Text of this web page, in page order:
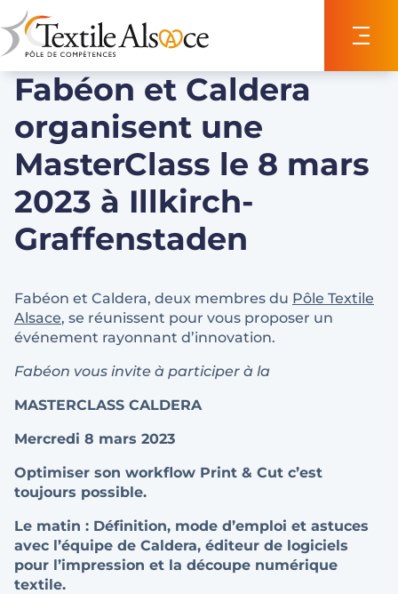
Fabéon et Caldera
organisent une
MasterClass le 8 mars
2023 à Illkirch-
Graffenstaden
Fabéon et Caldera, deux membres du Pôle Textile
Alsace, se réunissent pour vous proposer un
événement rayonnant d’innovation.
Fabéon vous invite à participer à la
MASTERCLASS CALDERA
Mercredi 8 mars 2023
Optimiser son workflow Print & Cut c’est
toujours possible.
Le matin : Définition, mode d’emploi et astuces
avec l’équipe de Caldera, éditeur de logiciels
pour l’impression et la découpe numérique
textile.
Panneau de gestion des cookies